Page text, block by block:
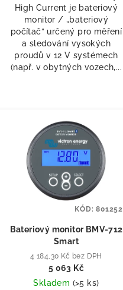
High Current je bateriový
monitor / „bateriový
počítač“ určený pro měření
a sledování vysokých
proudů v 12 V systémech
(např. v obytných vozech,...
Bateriový monitor BMV-712
Smart
4 184,30 Kč bez DPH
5 063 Kč
Skladem (>5 ks)
KÓD:801252